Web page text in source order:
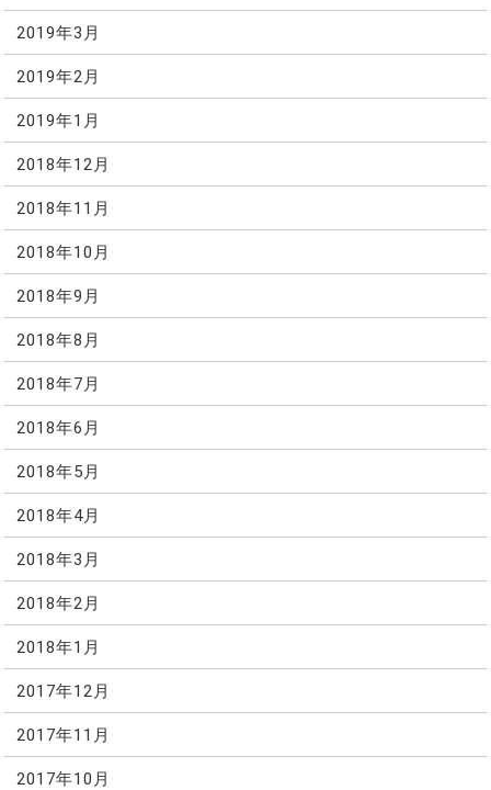
2019年3月
2019年2月
2019年1月
2018年12月
2018年11月
2018年10月
2018年9月
2018年8月
2018年7月
2018年6月
2018年5月
2018年4月
2018年3月
2018年2月
2018年1月
2017年12月
2017年11月
2017年10月